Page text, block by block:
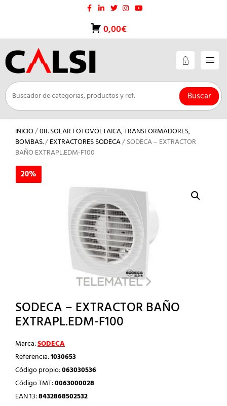
0,00€
Buscar
INICIO/08. SOLAR FOTOVOLTAICA, TRANSFORMADORES,
BOMBAS./EXTRACTORES SODECA/ SODECA – EXTRACTOR
BAÑO EXTRAPL.EDM-F100
20%
SODECA – EXTRACTOR BAÑO
EXTRAPL.EDM-F100
Marca:SODECA
Referencia:1030653
Código propio:063030536
Código TMT:0063000028
EAN 13:8432868502532
20%